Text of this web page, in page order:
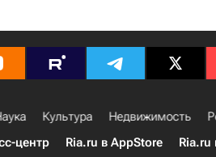
Культура Недвижимость
центр Ria.ru в AppStore Ria.ru